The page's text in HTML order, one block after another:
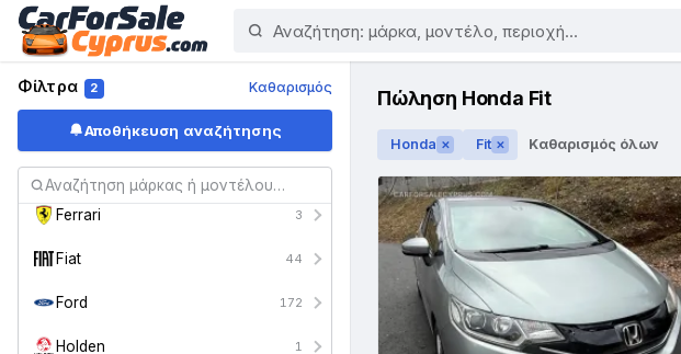
Φίλτρα 2 Καθαρισμός
Αποθήκευση αναζήτησης
Daewoo 1
Daihatsu 9
Dodge
DS 1
Ferrari 3
Fiat 44
Ford 172
Holden 1
Πώληση Honda Fit
Honda ✕ Fit ✕ Καθαρισμός όλων